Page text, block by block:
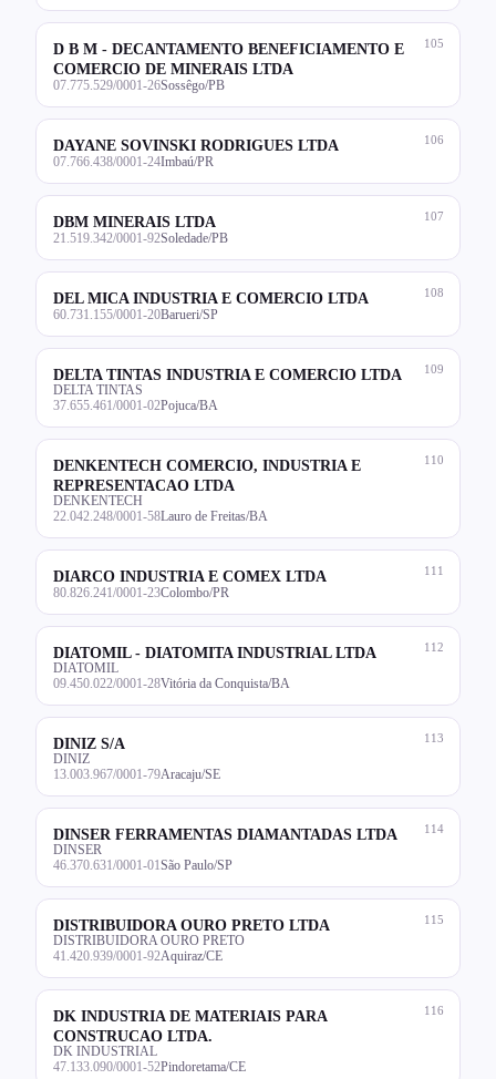
105
D B M - DECANTAMENTO BENEFICIAMENTO E
COMERCIO DE MINERAIS LTDA
07.775.529/0001-26Sossêgo/PB
106
DAYANE SOVINSKI RODRIGUES LTDA
07.766.438/0001-24Imbaú/PR
107
DBM MINERAIS LTDA
21.519.342/0001-92Soledade/PB
108
DEL MICA INDUSTRIA E COMERCIO LTDA
60.731.155/0001-20Barueri/SP
109
DELTA TINTAS INDUSTRIA E COMERCIO LTDA
DELTA TINTAS
37.655.461/0001-02Pojuca/BA
110
DENKENTECH COMERCIO, INDUSTRIA E
REPRESENTACAO LTDA
DENKENTECH
22.042.248/0001-58Lauro de Freitas/BA
111
DIARCO INDUSTRIA E COMEX LTDA
80.826.241/0001-23Colombo/PR
112
DIATOMIL - DIATOMITA INDUSTRIAL LTDA
DIATOMIL
09.450.022/0001-28Vitória da Conquista/BA
113
DINIZ S/A
DINIZ
13.003.967/0001-79Aracaju/SE
114
DINSER FERRAMENTAS DIAMANTADAS LTDA
DINSER
46.370.631/0001-01 São Paulo/SP
115
DISTRIBUIDORA OURO PRETO LTDA
DISTRIBUIDORA OURO PRETO
41.420.939/0001-92Aquiraz/CE
116
DK INDUSTRIA DE MATERIAIS PARA
CONSTRUCAO LTDA.
DK INDUSTRIAL
47.133.090/0001-52Pindoretama/CE